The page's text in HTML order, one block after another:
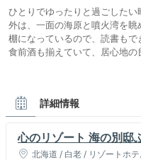
ひとりでゆったりと過ごした
外は、一面の海原と噴火湾を
棚になっているので、読書もで
食前酒も揃えていて、居心地の
詳細情報
心のリゾート 海の別邸
北海道 / 白老 / リゾートホ